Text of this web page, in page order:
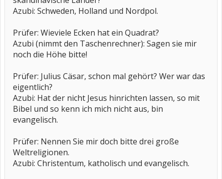
Azubi: Schweden, Holland und Nordpol.
Prüfer: Wieviele Ecken hat ein Quadrat?
Azubi (nimmt den Taschenrechner): Sagen sie mir
noch die Höhe bitte!
Prüfer: Julius Cäsar, schon mal gehört? Wer war das
eigentlich?
Azubi: Hat der nicht Jesus hinrichten lassen, so mit
Bibel und so kenn ich mich nicht aus, bin
evangelisch.
Prüfer: Nennen Sie mir doch bitte drei große
Weltreligionen.
Azubi: Christentum, katholisch und evangelisch.